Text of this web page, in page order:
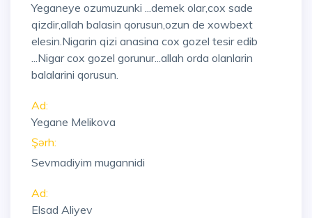
Yeganeye ozumuzunki ...demek olar,cox sade
qizdir,allah balasin qorusun,ozun de xowbext
elesin.Nigarin qizi anasina cox gozel tesir edib
...Nigar cox gozel gorunur...allah orda olanlarin
balalarini qorusun.
Ad:
Yegane Melikova
Şərh:
Sevmadiyim mugannidi
Ad:
Elsad Aliyev